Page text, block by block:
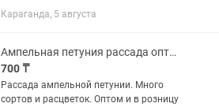
Писать на .
Караганда, 5 августа
Ампельная петуния рассада оптом и в розницу
700 ₸
Рассада ампельной петунии. Много
сортов и расцветок. Оптом и в розницу